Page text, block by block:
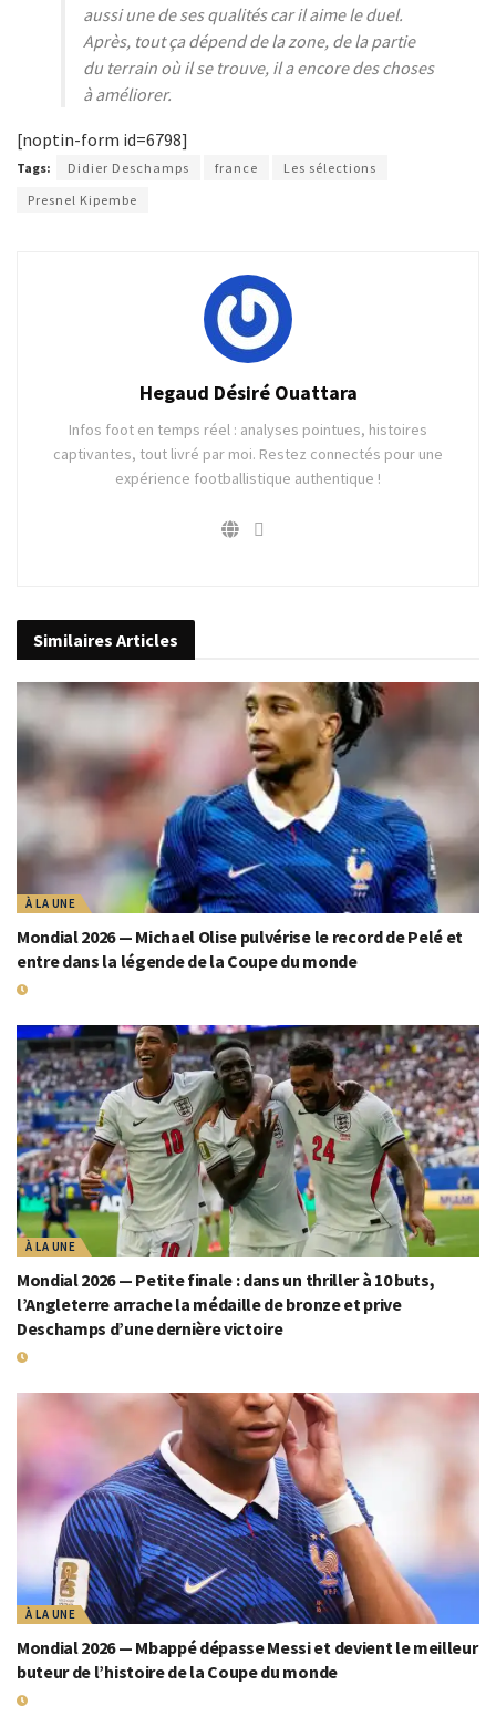
aussi une de ses qualités car il aime le duel.
Après, tout ça dépend de la zone, de la partie
du terrain où il se trouve, il a encore des choses
à améliorer.
[noptin-form id=6798]
Tags: Didier Deschamps france
Les sélections
Presnel Kipembe
Hegaud Désiré Ouattara
Infos foot en temps réel : analyses pointues, histoires
captivantes, tout livré par moi. Restez connectés pour une
expérience footballistique authentique !
Similaires Articles
À LA UNE
Mondial 2026 — Michael Olise pulvérise le record de Pelé et
entre dans la légende de la Coupe du monde
À LA UNE
Mondial 2026 — Petite finale : dans un thriller à 10 buts,
l’Angleterre arrache la médaille de bronze et prive
Deschamps d’une dernière victoire
À LA UNE
Mondial 2026 — Mbappé dépasse Messi et devient le meilleur
buteur de l’histoire de la Coupe du monde